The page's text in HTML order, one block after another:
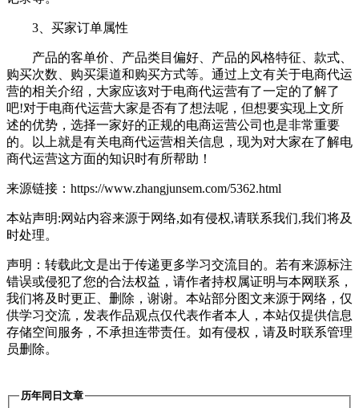
3、买家订单属性
产品的客单价、产品类目偏好、产品的风格特征、款式、
购买次数、购买渠道和购买方式等。通过上文有关于电商代运
营的相关介绍，大家应该对于电商代运营有了一定的了解了
吧!对于电商代运营大家是否有了想法呢，但想要实现上文所
述的优势，选择一家好的正规的电商运营公司也是非常重要
的。以上就是有关电商代运营相关信息，现为对大家在了解电
商代运营这方面的知识时有所帮助！
来源链接：https://www.zhangjunsem.com/5362.html
本站声明:网站内容来源于网络,如有侵权,请联系我们,我们将及
时处理。
声明：转载此文是出于传递更多学习交流目的。若有来源标注
错误或侵犯了您的合法权益，请作者持权属证明与本网联系，
我们将及时更正、删除，谢谢。本站部分图文来源于网络，仅
供学习交流，发表作品观点仅代表作者本人，本站仅提供信息
存储空间服务，不承担连带责任。如有侵权，请及时联系管理
员删除。
历年同日文章